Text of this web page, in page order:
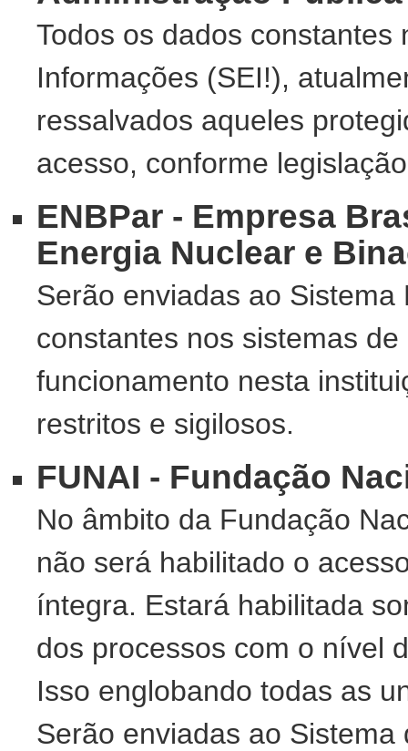
Todos os dados constantes
Informações (SEI!),
ressalvados aqueles
acesso, conforme
ENBPar - Empresa
Energia Nuclear e
Serão enviadas ao
constantes nos sistemas
funcionamento nesta
restritos e sigilosos.
FUNAI - Fundação
No âmbito da Fundação
não será habilitado o
íntegra. Estará habilitada
dos processos com o nível
Isso englobando todas as
Serão enviadas ao